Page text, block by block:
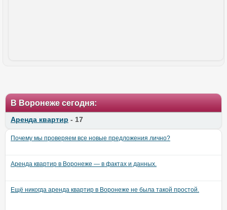
В Воронеже сегодня:
Аренда квартир - 17
Почему мы проверяем все новые предложения лично?
Аренда квартир в Воронеже — в фактах и данных.
Ещё никогда аренда квартир в Воронеже не была такой простой.